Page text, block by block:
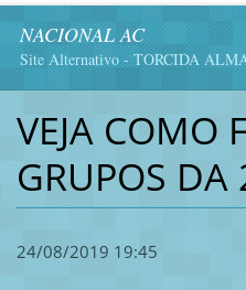
NACIONAL AC
Site Alternativo - TORCIDA
VEJA COMO
GRUPOS DA
24/08/2019 19:45